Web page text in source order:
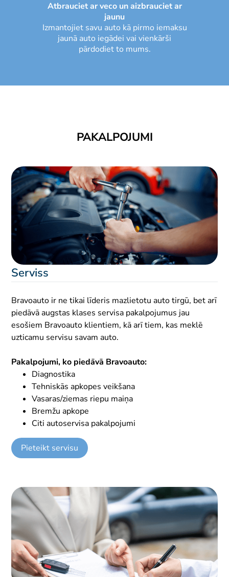
Atbrauciet ar veco un aizbrauciet ar
jaunu
Izmantojiet savu auto kā pirmo iemaksu
jaunā auto iegādei vai vienkārši
pārdodiet to mums.
PAKALPOJUMI
Serviss
Bravoauto ir ne tikai līderis mazlietotu auto tirgū, bet arī
piedāvā augstas klases servisa pakalpojumus jau
esošiem Bravoauto klientiem, kā arī tiem, kas meklē
uzticamu servisu savam auto.
Pakalpojumi, ko piedāvā Bravoauto:
Diagnostika
Tehniskās apkopes veikšana
Vasaras/ziemas riepu maiņa
Bremžu apkope
Citi autoservisa pakalpojumi
Pieteikt servisu